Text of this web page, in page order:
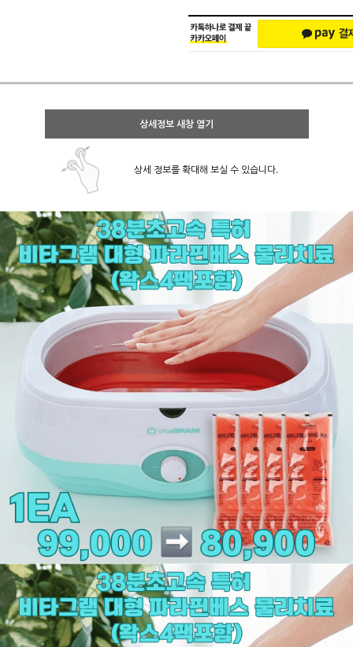
상세정보 새창 열기
상세 정보를 확대해 보실 수 있습니다.